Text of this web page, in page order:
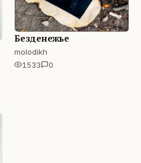
Безденежье
molodikh
1533
0